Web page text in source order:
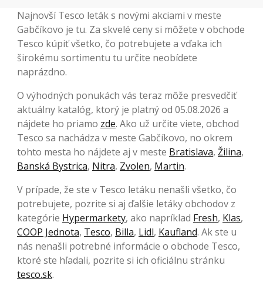
Najnovší Tesco leták s novými akciami v meste
Gabčíkovo je tu. Za skvelé ceny si môžete v obchode
Tesco kúpiť všetko, čo potrebujete a vďaka ich
širokému sortimentu tu určite neobídete
naprázdno.
O výhodných ponukách vás teraz môže presvedčiť
aktuálny katalóg, ktorý je platný od 05.08.2026 a
nájdete ho priamo zde. Ako už určite viete, obchod
Tesco sa nachádza v meste Gabčíkovo, no okrem
tohto mesta ho nájdete aj v meste Bratislava, Žilina,
Banská Bystrica, Nitra, Zvolen, Martin.
V prípade, že ste v Tesco letáku nenašli všetko, čo
potrebujete, pozrite si aj ďalšie letáky obchodov z
kategórie Hypermarkety, ako napríklad Fresh, Klas,
COOP Jednota, Tesco, Billa, Lidl, Kaufland. Ak ste u
nás nenašli potrebné informácie o obchode Tesco,
ktoré ste hľadali, pozrite si ich oficiálnu stránku
tesco.sk.